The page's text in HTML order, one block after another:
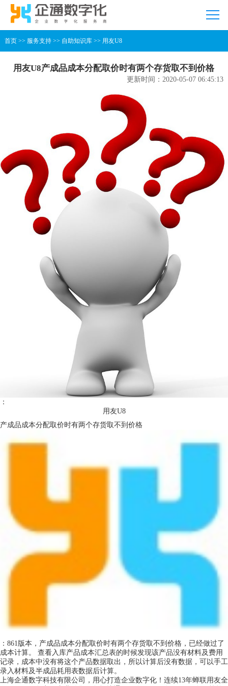
首页>> 服务支持>> 自助知识库>> 用友U8
用友U8产成品成本分配取价时有两个存货取不到价格
更新时间：2020-05-07 06:45:13
：
用友U8
产成品成本分配取价时有两个存货取不到价格
：861版本，产成品成本分配取价时有两个存货取不到价格，已经做过了
成本计算。 查看入库产品成本汇总表的时候发现该产品没有材料及费用
记录，成本中没有将这个产品数据取出，所以计算后没有数据，可以手工
录入材料及半成品耗用表数据后计算。
上海企通数字科技有限公司，用心打造企业数字化！连续13年蝉联用友全